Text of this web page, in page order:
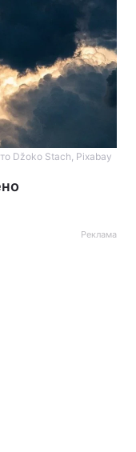
Džoko Stach, Pixabay
Реклама